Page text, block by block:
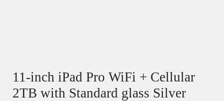
11-inch iPad Pro WiFi + Cellular
2TB with Standard glass Silver